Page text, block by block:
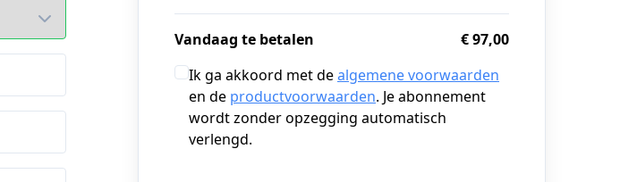
Vandaag te betalen
€ 97,00
Ik ga akkoord met dealgemene voorwaarden
en de productvoorwaarden. Je abonnement
wordt zonder opzegging automatisch
verlengd.